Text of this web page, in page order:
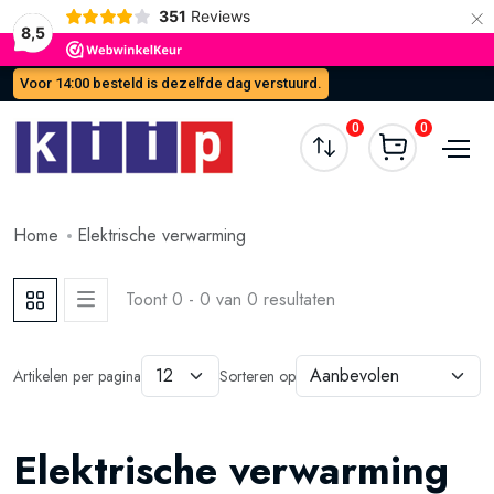
8,5
351 Reviews ×
Voor 14:00 besteld is dezelfde dag verstuurd.
0 0
Home Elektrische verwarming
Toont 0 - 0 van 0 resultaten
Artikelen per pagina Sorteren op
Elektrische verwarming